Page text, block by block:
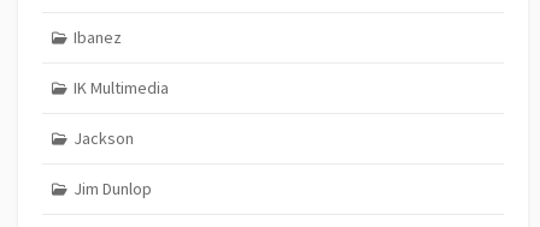
Ibanez
IK Multimedia
Jackson
Jim Dunlop